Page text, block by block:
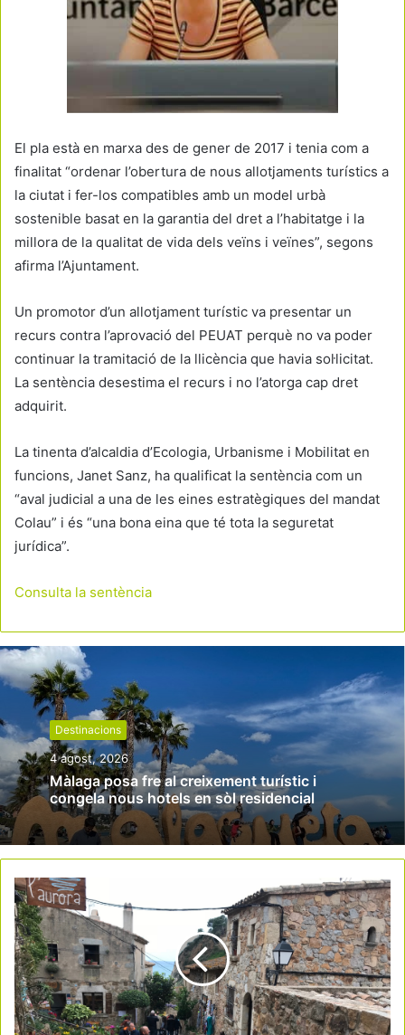
El pla està en marxa des de gener de 2017 i tenia com a
finalitat “ordenar l’obertura de nous allotjaments turístics a
la ciutat i fer-los compatibles amb un model urbà
sostenible basat en la garantia del dret a l’habitatge i la
millora de la qualitat de vida dels veïns i veïnes”, segons
afirma l’Ajuntament.
Un promotor d’un allotjament turístic va presentar un
recurs contra l’aprovació del PEUAT perquè no va poder
continuar la tramitació de la llicència que havia sol·licitat.
La sentència desestima el recurs i no l’atorga cap dret
adquirit.
La tinenta d’alcaldia d’Ecologia, Urbanisme i Mobilitat en
funcions, Janet Sanz, ha qualificat la sentència com un
“aval judicial a una de les eines estratègiques del mandat
Colau” i és “una bona eina que té tota la seguretat
jurídica”.
Consulta la sentència
Destinacions
4 agost, 2026
Màlaga posa fre al creixement turístic i
congela nous hotels en sòl residencial